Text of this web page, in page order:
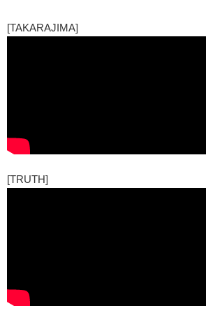
[TAKARAJIMA]
[TRUTH]